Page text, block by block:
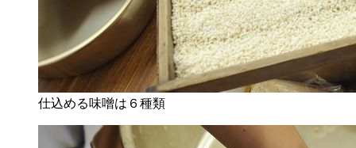
仕込める味噌は６種類